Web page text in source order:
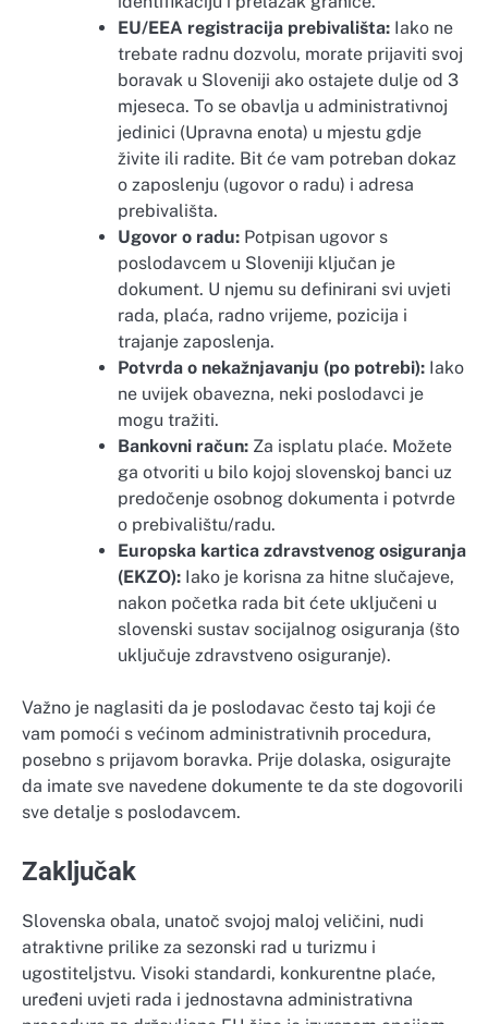
EU/EEA registracija prebivališta: Iako ne
trebate radnu dozvolu, morate prijaviti svoj
boravak u Sloveniji ako ostajete dulje od 3
mjeseca. To se obavlja u administrativnoj
jedinici (Upravna enota) u mjestu gdje
živite ili radite. Bit će vam potreban dokaz
o zaposlenju (ugovor o radu) i adresa
prebivališta.
Ugovor o radu: Potpisan ugovor s
poslodavcem u Sloveniji ključan je
dokument. U njemu su definirani svi uvjeti
rada, plaća, radno vrijeme, pozicija i
trajanje zaposlenja.
Potvrda o nekažnjavanju (po potrebi): Iako
ne uvijek obavezna, neki poslodavci je
mogu tražiti.
Bankovni račun: Za isplatu plaće. Možete
ga otvoriti u bilo kojoj slovenskoj banci uz
predočenje osobnog dokumenta i potvrde
o prebivalištu/radu.
Europska kartica zdravstvenog osiguranja
(EKZO): Iako je korisna za hitne slučajeve,
nakon početka rada bit ćete uključeni u
slovenski sustav socijalnog osiguranja (što
uključuje zdravstveno osiguranje).
Važno je naglasiti da je poslodavac često taj koji će
vam pomoći s većinom administrativnih procedura,
posebno s prijavom boravka. Prije dolaska, osigurajte
da imate sve navedene dokumente te da ste dogovorili
sve detalje s poslodavcem.
Zaključak
Slovenska obala, unatoč svojoj maloj veličini, nudi
atraktivne prilike za sezonski rad u turizmu i
ugostiteljstvu. Visoki standardi, konkurentne plaće,
uređeni uvjeti rada i jednostavna administrativna